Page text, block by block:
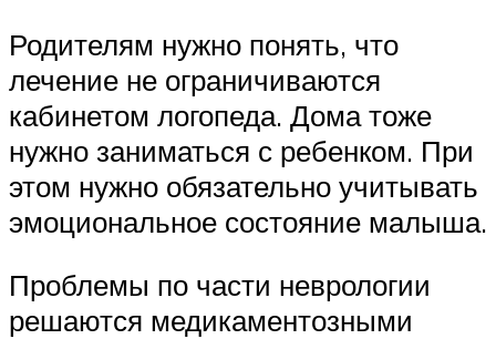
Родителям нужно понять, что
лечение не ограничиваются
кабинетом логопеда. Дома тоже
нужно заниматься с ребенком. При
этом нужно обязательно учитывать
эмоциональное состояние малыша.
Проблемы по части неврологии
решаются медикаментозными